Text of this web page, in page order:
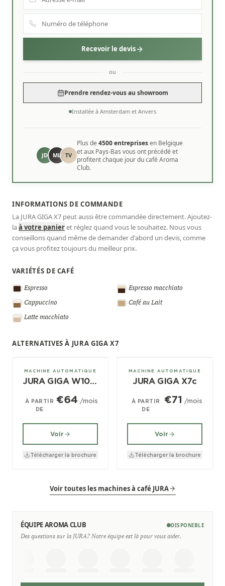
Recevoir le devis
ou
Prendre rendez-vous au showroom
Installée à Amsterdam et Anvers
JD ML TV
Plus de4500 entreprisesen Belgique
et aux Pays-Bas vous ont précédé et
profitent chaque jour du café Aroma
Club.
INFORMATIONS DE COMMANDE
La JURA GIGA X7 peut aussi être commandée directement. Ajoutez-
laà votre panieret réglez quand vous le souhaitez. Nous vous
conseillons quand même de demander d'abord un devis, comme
ça vous profitez toujours du meilleur prix.
VARIÉTÉS DE CAFÉ
Espresso
Espresso macchiato
Cappuccino
Café au Lait
Latte macchiato
ALTERNATIVES À JURA GIGA X7
± 180/jour
MACHINE AUTOMATIQUE
JURA GIGA W10 (EA)
À PARTIR
DE
€64 /mois
Voir
Télécharger la brochure
± 150/jour
MACHINE AUTOMATIQUE
JURA GIGA X7c
À PARTIR
DE
€71 /mois
Voir
Télécharger la brochure
Voir toutes les machines à café JURA
ÉQUIPE AROMA CLUB DISPONIBLE
Des questions sur la JURA? Notre équipe est là pour vous aider.